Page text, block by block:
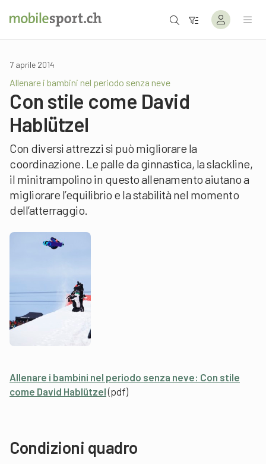
7 aprile 2014
Allenare i bambini nel periodo senza neve
Con stile come David
Hablützel
Con diversi attrezzi si può migliorare la
coordinazione. Le palle da ginnastica, la slackline,
il minitrampolino in questo allenamento aiutano a
migliorare l’equilibrio e la stabilità nel momento
dell’atterraggio.
Allenare i bambini nel periodo senza neve: Con stile
come David Hablützel(pdf)
Condizioni quadro